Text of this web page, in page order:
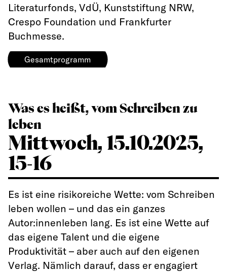
Literaturfonds, VdÜ, Kunststiftung NRW,
Crespo Foundation und Frankfurter
Buchmesse.
Gesamtprogramm
Was es heißt, vom Schreiben zu
leben
Mittwoch, 15.10.2025,
15-16
Es ist eine risikoreiche Wette: vom Schreiben
leben wollen – und das ein ganzes
Autor:innenleben lang. Es ist eine Wette auf
das eigene Talent und die eigene
Produktivität – aber auch auf den eigenen
Verlag. Nämlich darauf, dass er engagiert